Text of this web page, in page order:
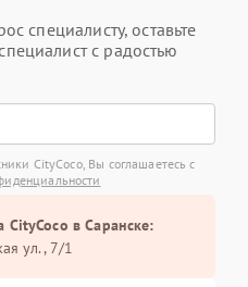
специалисту, оставьте
с радостью
CityCoco, Вы соглашаетесь с
CityCoco в Саранске:
ул., 7/1